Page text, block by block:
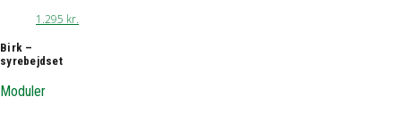
1.295 kr.
Birk –
syrebejdset
Moduler